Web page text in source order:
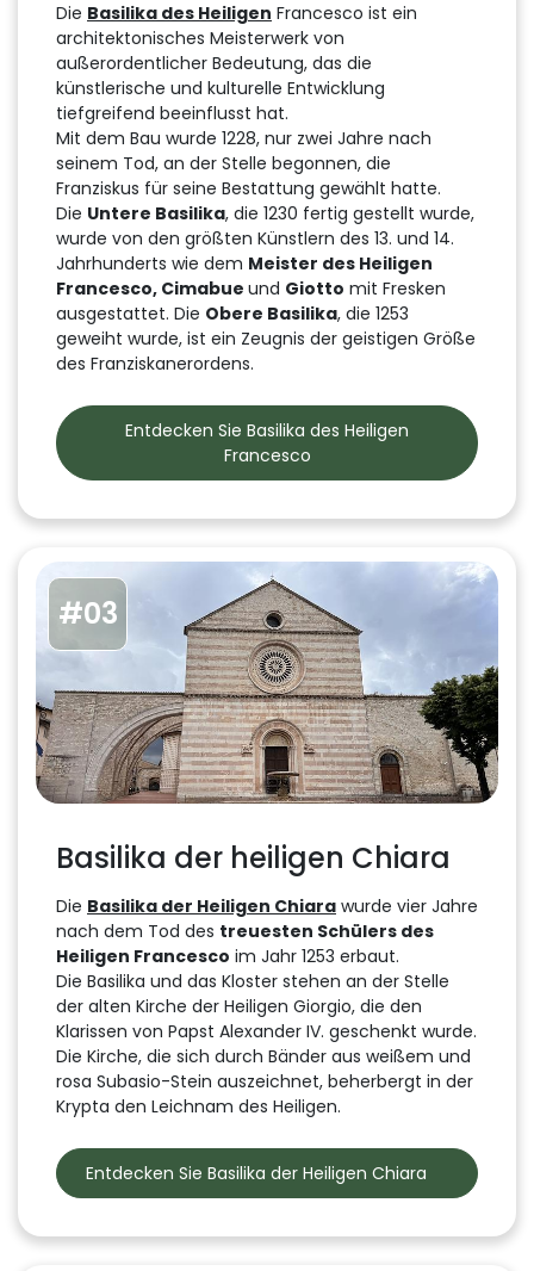
Die Basilika des Heiligen Francesco ist ein
architektonisches Meisterwerk von
außerordentlicher Bedeutung, das die
künstlerische und kulturelle Entwicklung
tiefgreifend beeinflusst hat.
Mit dem Bau wurde 1228, nur zwei Jahre nach
seinem Tod, an der Stelle begonnen, die
Franziskus für seine Bestattung gewählt hatte.
Die Untere Basilika, die 1230 fertig gestellt wurde,
wurde von den größten Künstlern des 13. und 14.
Jahrhunderts wie dem Meister des Heiligen
Francesco, Cimabue und Giotto mit Fresken
ausgestattet. Die Obere Basilika, die 1253
geweiht wurde, ist ein Zeugnis der geistigen Größe
des Franziskanerordens.
Entdecken Sie Basilika des Heiligen
Francesco
#03
Basilika der heiligen Chiara
Die Basilika der Heiligen Chiara wurde vier Jahre
nach dem Tod des treuesten Schülers des
Heiligen Francesco im Jahr 1253 erbaut.
Die Basilika und das Kloster stehen an der Stelle
der alten Kirche der Heiligen Giorgio, die den
Klarissen von Papst Alexander IV. geschenkt wurde.
Die Kirche, die sich durch Bänder aus weißem und
rosa Subasio-Stein auszeichnet, beherbergt in der
Krypta den Leichnam des Heiligen.
Entdecken Sie Basilika der Heiligen Chiara